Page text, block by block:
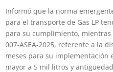
Informó que la norma
para el transporte de Gas LP
para su cumplimiento, mientras
007-ASEA-2025, referente a la
meses para su implementación
mayor a 5 mil litros y